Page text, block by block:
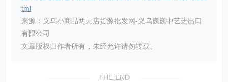
tml
来源：义乌小商品两元店货源批发网-义乌巍巍中艺进出口
有限公司
文章版权归作者所有，未经允许请勿转载。
THE END